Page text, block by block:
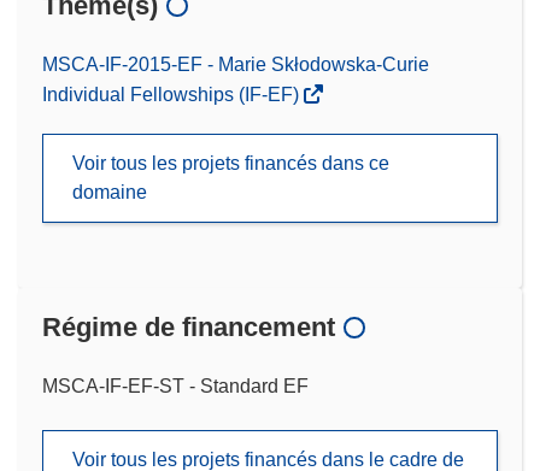
MSCA-IF-2015-EF - Marie Skłodowska-Curie
Individual Fellowships (IF-EF)
Voir tous les projets financés dans ce
domaine
Régime de financement
MSCA-IF-EF-ST - Standard EF
Voir tous les projets financés dans le cadre de